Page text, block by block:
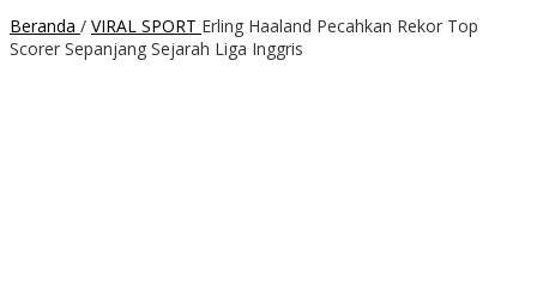
Beranda / VIRAL SPORT Erling Haaland Pecahkan Rekor Top
Scorer Sepanjang Sejarah Liga Inggris